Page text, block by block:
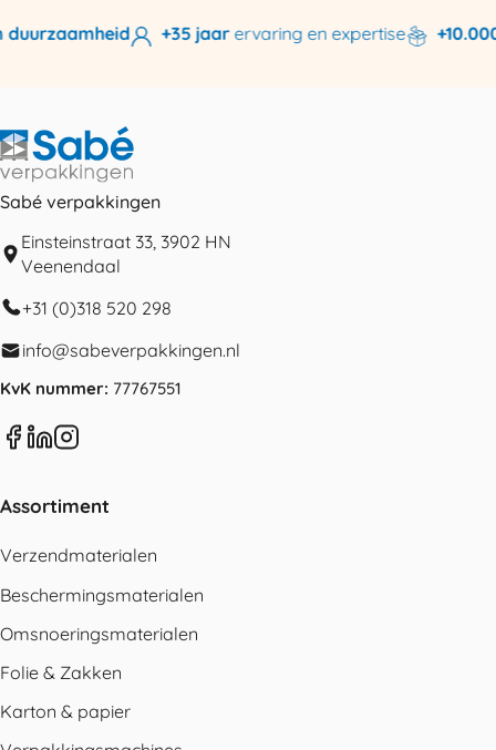
+35 jaarervaring en expertise +10.000
Sabé verpakkingen
Einsteinstraat 33, 3902 HN
Veenendaal
+31 (0)318 520 298
info@sabeverpakkingen.nl
KvK nummer: 77767551
Assortiment
Verzendmaterialen
Beschermingsmaterialen
Omsnoeringsmaterialen
Folie & Zakken
Karton & papier